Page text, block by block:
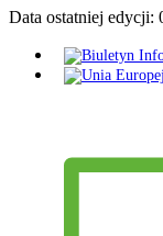
Data ostatniej edycji: